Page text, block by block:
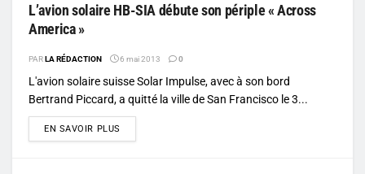
L’avion solaire HB-SIA débute son périple « Across
America »
PARLA RÉDACTION 6 mai 2013 0
L'avion solaire suisse Solar Impulse, avec à son bord
Bertrand Piccard, a quitté la ville de San Francisco le 3...
EN SAVOIR PLUS